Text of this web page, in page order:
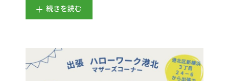
続きを読む